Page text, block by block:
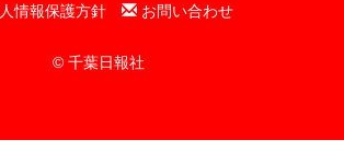
情報保護方針
お問い合わせ
© 千葉日報社